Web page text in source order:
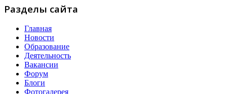
Разделы сайта
Главная
Новости
Образование
Деятельность
Вакансии
Форум
Блоги
Фотогалерея